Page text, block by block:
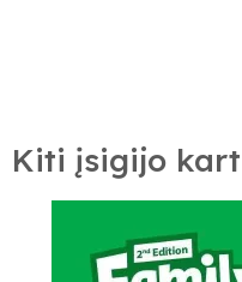
Kiti įsigijo